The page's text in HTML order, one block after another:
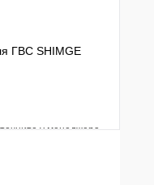
ГВС SHIMGE
у менеджера